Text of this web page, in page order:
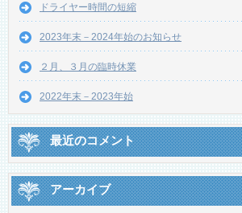
ドライヤー時間の短縮
2023年末－2024年始のお知らせ
２月、３月の臨時休業
2022年末－2023年始
最近のコメント
アーカイブ